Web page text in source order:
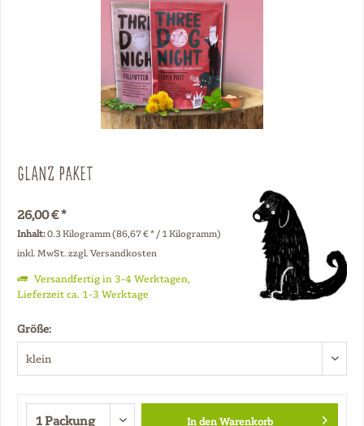
Glanz Paket
26,00 € *
Inhalt:0.3 Kilogramm (86,67 € * / 1 Kilogramm)
inkl. MwSt. zzgl. Versandkosten
Versandfertig in 3-4 Werktagen,
Lieferzeit ca. 1-3 Werktage
Größe:
In denWarenkorb